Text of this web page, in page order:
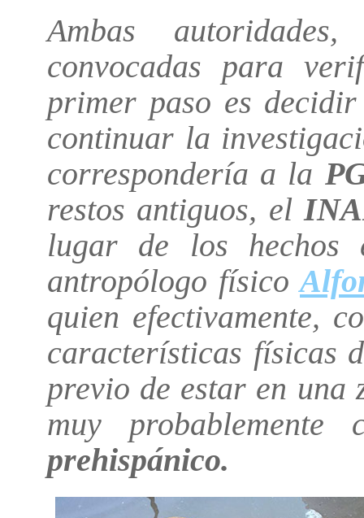
Ambas
convocadas para
primer paso es
continuar la
correspondería a la
restos antiguos, el
lugar de los
antropólogo físico
quien efectivamente,
características físicas
previo de estar en una
muy
prehispánico.